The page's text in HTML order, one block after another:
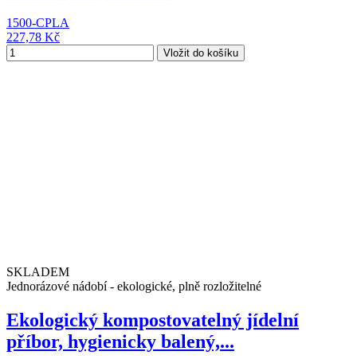
1500-CPLA
227,78 Kč
Vložit do košíku
SKLADEM
Jednorázové nádobí - ekologické, plně rozložitelné
Ekologický kompostovatelný jídelní
příbor, hygienicky balený,...